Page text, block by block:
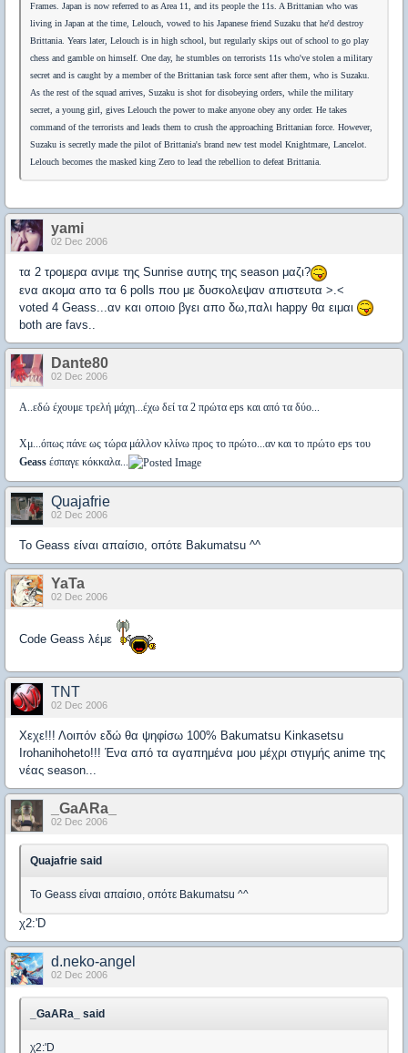
Frames. Japan is now referred to as Area 11, and its people the 11s. A Brittanian who was
living in Japan at the time, Lelouch, vowed to his Japanese friend Suzaku that he'd destroy
Brittania. Years later, Lelouch is in high school, but regularly skips out of school to go play
chess and gamble on himself. One day, he stumbles on terrorists 11s who've stolen a military
secret and is caught by a member of the Brittanian task force sent after them, who is Suzaku.
As the rest of the squad arrives, Suzaku is shot for disobeying orders, while the military
secret, a young girl, gives Lelouch the power to make anyone obey any order. He takes
command of the terrorists and leads them to crush the approaching Brittanian force. However,
Suzaku is secretly made the pilot of Brittania's brand new test model Knightmare, Lancelot.
Lelouch becomes the masked king Zero to lead the rebellion to defeat Brittania.
yami
02 Dec 2006
τα 2 τρομερα ανιμε της Sunrise αυτης της season μαζι?
ενα ακομα απο τα 6 polls που με δυσκολεψαν απιστευτα >.<
voted 4 Geass...αν και οποιο βγει απο δω,παλι happy θα ειμαι
both are favs..
Dante80
02 Dec 2006
Α..εδώ έχουμε τρελή μάχη...έχω δεί τα 2 πρώτα eps και από τα δύο...
Χμ...όπως πάνε ως τώρα μάλλον κλίνω προς το πρώτο...αν και το πρώτο eps του
Geass έσπαγε κόκκαλα...
Quajafrie
02 Dec 2006
Το Geass είναι απαίσιο, οπότε Bakumatsu ^^
YaTa
02 Dec 2006
Code Geass λέμε
TNT
02 Dec 2006
Χεχε!!! Λοιπόν εδώ θα ψηφίσω 100% Bakumatsu Kinkasetsu
Irohanihoheto!!! Ένα από τα αγαπημένα μου μέχρι στιγμής anime της
νέας season...
_GaARa_
02 Dec 2006
Quajafrie said
Το Geass είναι απαίσιο, οπότε Bakumatsu ^^
χ2:'D
d.neko-angel
02 Dec 2006
_GaARa_ said
χ2:'D